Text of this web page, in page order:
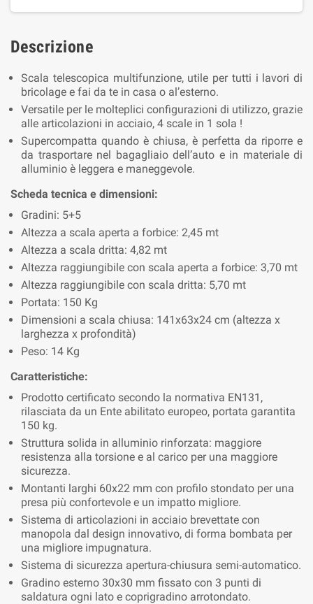
Descrizione
Scala telescopica multifunzione, utile per tutti i lavori di
bricolage e fai da te in casa o al’esterno.
Versatile per le molteplici configurazioni di utilizzo, grazie
alle articolazioni in acciaio, 4 scale in 1 sola !
Supercompatta quando è chiusa, è perfetta da riporre e
da trasportare nel bagagliaio dell’auto e in materiale di
alluminio è leggera e maneggevole.
Scheda tecnica e dimensioni:
Gradini: 5+5
Altezza a scala aperta a forbice: 2,45 mt
Altezza a scala dritta: 4,82 mt
Altezza raggiungibile con scala aperta a forbice: 3,70 mt
Altezza raggiungibile con scala dritta: 5,70 mt
Portata: 150 Kg
Dimensioni a scala chiusa: 141x63x24 cm (altezza x
larghezza x profondità)
Peso: 14 Kg
Caratteristiche:
Prodotto certificato secondo la normativa EN131,
rilasciata da un Ente abilitato europeo, portata garantita
150 kg.
Struttura solida in alluminio rinforzata: maggiore
resistenza alla torsione e al carico per una maggiore
sicurezza.
Montanti larghi 60x22 mm con profilo stondato per una
presa più confortevole e un impatto migliore.
Sistema di articolazioni in acciaio brevettate con
manopola dal design innovativo, di forma bombata per
una migliore impugnatura.
Sistema di sicurezza apertura-chiusura semi-automatico.
Gradino esterno 30x30 mm fissato con 3 punti di
saldatura ogni lato e coprigradino arrotondato.